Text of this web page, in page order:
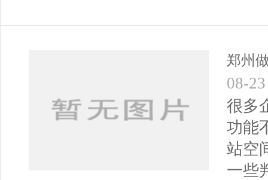
郑州
08-23
很多
功能
站空
一些